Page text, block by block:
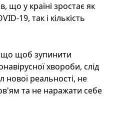
що у країні зростає як
19, так і кількість
що щоб зупинити
хвороби, слід
нової реальності, не
та не наражати себе